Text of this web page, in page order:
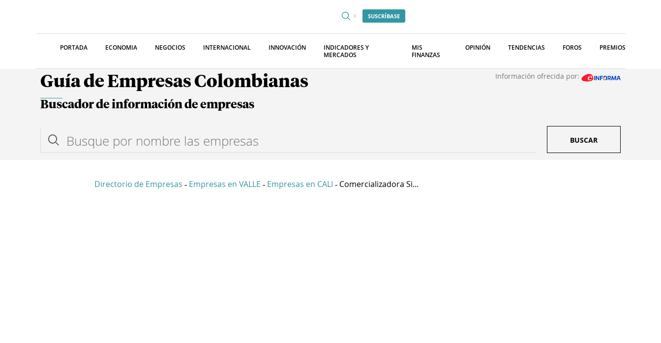
SUSCRÍBASE
PORTADA ECONOMIA NEGOCIOS INTERNACIONAL INNOVACIÓN
INDICADORES Y
MERCADOS
MIS
FINANZAS
OPINIÓN TENDENCIAS FOROS PREMIOS
Guía de Empresas Colombianas Información ofrecida por:
Buscador de información de empresas
BUSCAR
Directorio de Empresas - Empresas en VALLE - Empresas en CALI - Comercializadora Si...